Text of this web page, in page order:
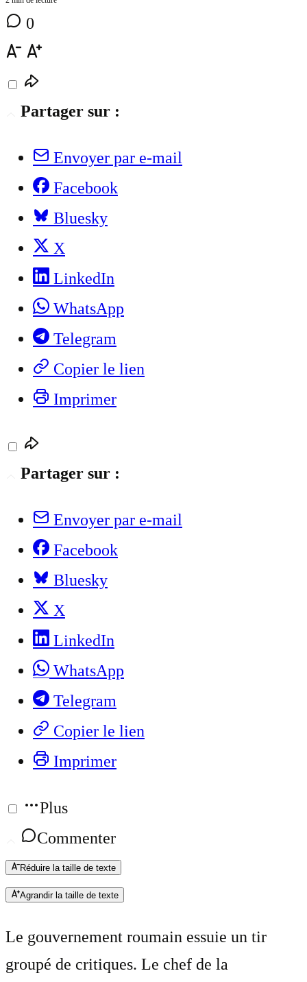
0
Partager sur :
Envoyer par e-mail
Facebook
Bluesky
X
LinkedIn
WhatsApp
Telegram
Copier le lien
Imprimer
Partager sur :
Envoyer par e-mail
Facebook
Bluesky
X
LinkedIn
WhatsApp
Telegram
Copier le lien
Imprimer
Plus
Commenter
Réduire la taille de texte
Agrandir la taille de texte
Le gouvernement roumain essuie un tir
groupé de critiques. Le chef de la